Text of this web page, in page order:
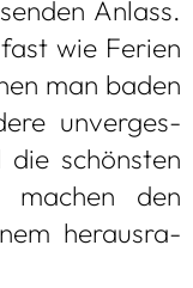
Anlass.
wie Ferien
man baden
unver­ges­
die schöns­ten
machen den
her­aus­ra­